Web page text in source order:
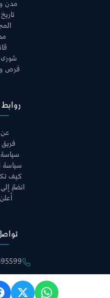
مدن
فرص
عن
سياسة
كيف
انضمّ